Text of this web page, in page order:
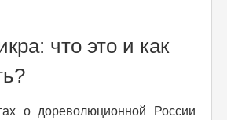
что это и как
о дореволюционной России